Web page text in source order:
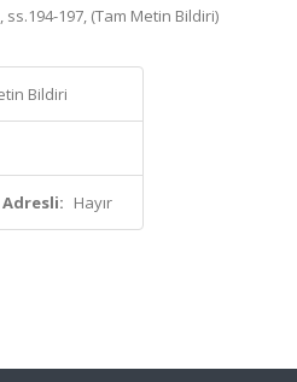
197, (Tam Metin Bildiri)
Bildiri
Hayır